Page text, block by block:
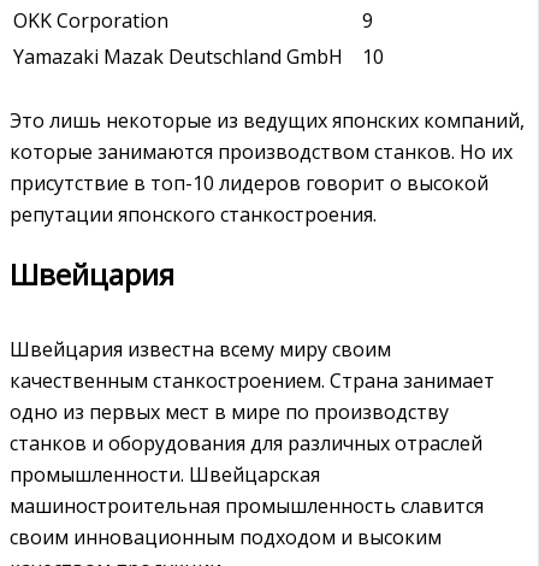
OKK Corporation
9
Yamazaki Mazak Deutschland GmbH
10
Это лишь некоторые из ведущих японских компаний,
которые занимаются производством станков. Но их
присутствие в топ-10 лидеров говорит о высокой
репутации японского станкостроения.
Швейцария
Швейцария известна всему миру своим
качественным станкостроением. Страна занимает
одно из первых мест в мире по производству
станков и оборудования для различных отраслей
промышленности. Швейцарская
машиностроительная промышленность славится
своим инновационным подходом и высоким